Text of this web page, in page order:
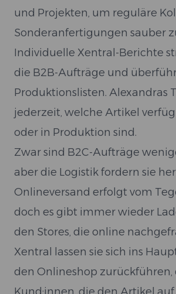
und Projekten, um reguläre
Sonderanfertigungen sauber
Individuelle Xentral-Berichte
die B2B-Aufträge und
Produktionslisten. Alexandras
jederzeit, welche Artikel
oder in Produktion sind.
Zwar sind B2C-Aufträge
aber die Logistik fordern sie
Onlineversand erfolgt vom
doch es gibt immer wieder
den Stores, die online
Xentral lassen sie sich ins
den Onlineshop